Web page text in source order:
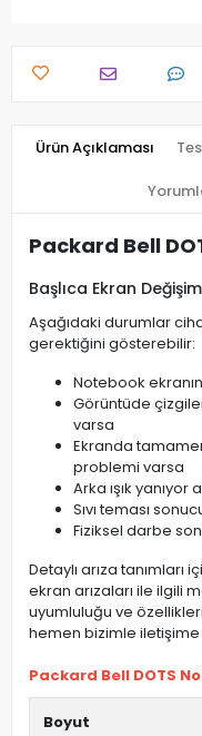
Ürün Açıklaması
Packard Bell
Başlıca Ekran
Aşağıdaki durumlar
gerektiğini gösterebilir:
Notebook
Görüntüde
varsa
Ekranda
problemi varsa
Arka ışık
Sıvı teması
Fiziksel darbe
Detaylı arıza tanımları
ekran arızaları ile ilgili
uyumluluğu ve
hemen bizimle
Packard Bell DOTS
Boyut